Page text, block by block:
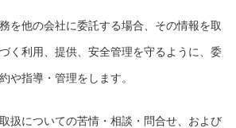
を他の会社に委託する場合、その情報を取
く利用、提供、安全管理を守るように、委
や指導・管理をします。
扱についての苦情・相談・問合せ、および